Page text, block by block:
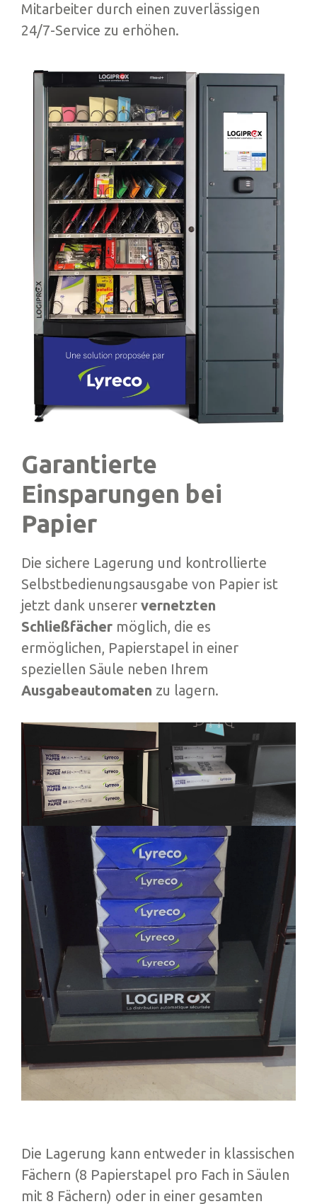
Mitarbeiter durch einen zuverlässigen
24/7-Service zu erhöhen.
Garantierte
Einsparungen bei
Papier
Die sichere Lagerung und kontrollierte
Selbstbedienungsausgabe von Papier ist
jetzt dank unserer vernetzten
Schließfächer möglich, die es
ermöglichen, Papierstapel in einer
speziellen Säule neben Ihrem
Ausgabeautomaten zu lagern.
Die Lagerung kann entweder in klassischen
Fächern (8 Papierstapel pro Fach in Säulen
mit 8 Fächern) oder in einer gesamten